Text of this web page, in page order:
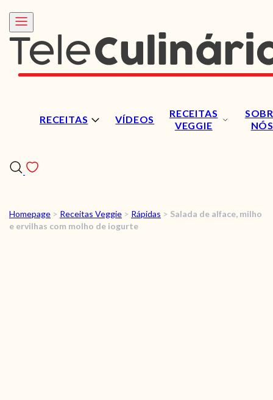
RECEITAS VÍDEOS
RECEITAS
VEGGIE
NÓS
RECEITAS
Homepage > Receitas Veggie > Rápidas > Salada de alface, milho
e ervilhas com molho de iogurte